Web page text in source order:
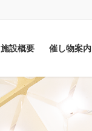
施設概要 催し物案内